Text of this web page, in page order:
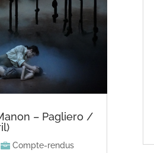
– Pagliero /
Compte-rendus